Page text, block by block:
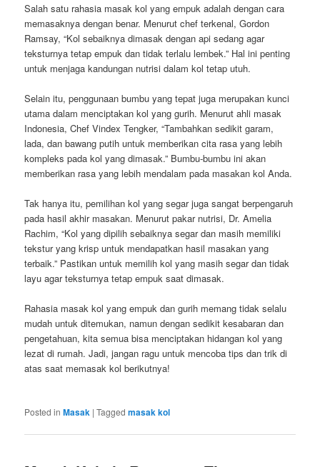
Salah satu rahasia masak kol yang empuk adalah dengan cara
memasaknya dengan benar. Menurut chef terkenal, Gordon
Ramsay, “Kol sebaiknya dimasak dengan api sedang agar
teksturnya tetap empuk dan tidak terlalu lembek.” Hal ini penting
untuk menjaga kandungan nutrisi dalam kol tetap utuh.
Selain itu, penggunaan bumbu yang tepat juga merupakan kunci
utama dalam menciptakan kol yang gurih. Menurut ahli masak
Indonesia, Chef Vindex Tengker, “Tambahkan sedikit garam,
lada, dan bawang putih untuk memberikan cita rasa yang lebih
kompleks pada kol yang dimasak.” Bumbu-bumbu ini akan
memberikan rasa yang lebih mendalam pada masakan kol Anda.
Tak hanya itu, pemilihan kol yang segar juga sangat berpengaruh
pada hasil akhir masakan. Menurut pakar nutrisi, Dr. Amelia
Rachim, “Kol yang dipilih sebaiknya segar dan masih memiliki
tekstur yang krisp untuk mendapatkan hasil masakan yang
terbaik.” Pastikan untuk memilih kol yang masih segar dan tidak
layu agar teksturnya tetap empuk saat dimasak.
Rahasia masak kol yang empuk dan gurih memang tidak selalu
mudah untuk ditemukan, namun dengan sedikit kesabaran dan
pengetahuan, kita semua bisa menciptakan hidangan kol yang
lezat di rumah. Jadi, jangan ragu untuk mencoba tips dan trik di
atas saat memasak kol berikutnya!
Posted in Masak |Tagged masak kol